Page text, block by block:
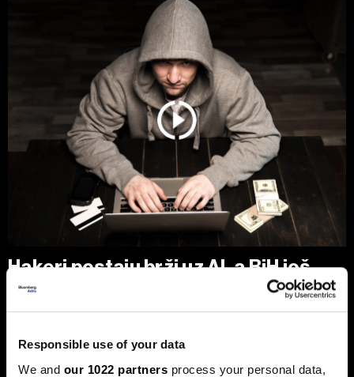
Responsible use of your data
We and our 1022 partners process your personal data,
Hakeri postaju brži uz AI, a BiH još
nema štit protiv novih cyber napada
BiH ulazi u novu fazu cyber prijetnji, ali odbrana i dalje nije